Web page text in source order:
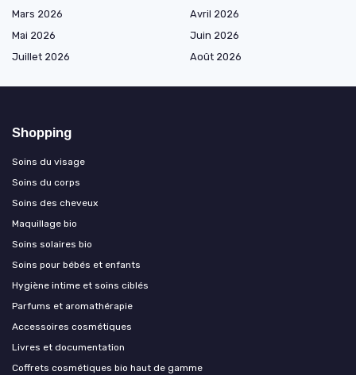
Mars 2026
Avril 2026
Mai 2026
Juin 2026
Juillet 2026
Août 2026
Shopping
Soins du visage
Soins du corps
Soins des cheveux
Maquillage bio
Soins solaires bio
Soins pour bébés et enfants
Hygiène intime et soins ciblés
Parfums et aromathérapie
Accessoires cosmétiques
Livres et documentation
Coffrets cosmétiques bio haut de gamme